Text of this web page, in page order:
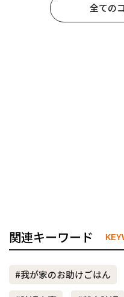
全ての
関連キーワード
#我が家のお助けごはん